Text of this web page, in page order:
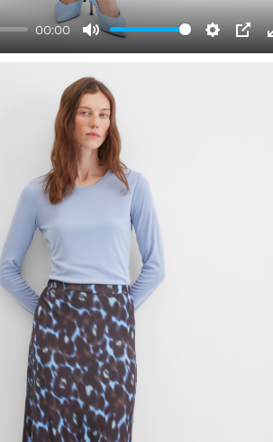
00:00
Mute Settings
PIP